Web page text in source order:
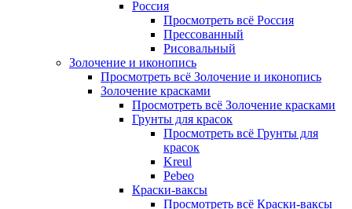
Россия
Просмотреть всё Россия
Прессованный
Рисовальный
Золочение и иконопись
Просмотреть всё Золочение и иконопись
Золочение красками
Просмотреть всё Золочение красками
Грунты для красок
Просмотреть всё Грунты для
красок
Kreul
Pebeo
Краски-ваксы
Просмотреть всё Краски-ваксы